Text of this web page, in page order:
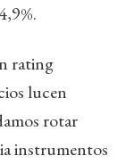
rating
lucen
rotar
instrumentos